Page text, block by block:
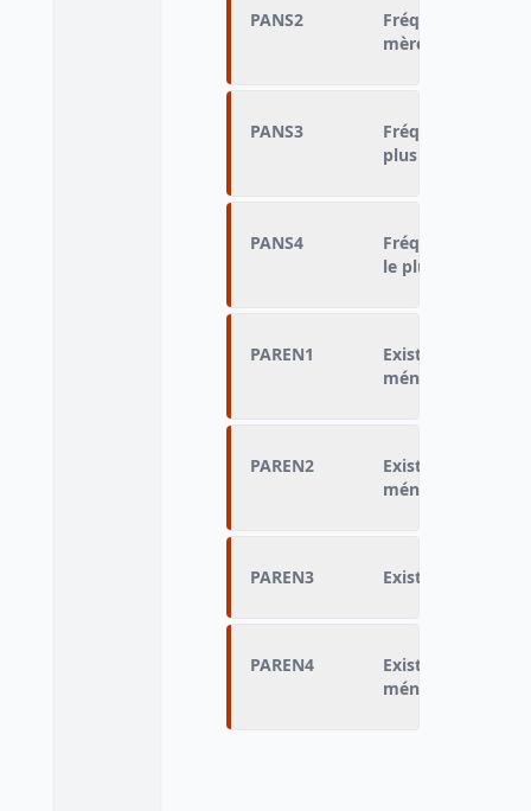
PANS2
Fréquence de
mère vu le plus
PANS3
Fréquence de
plus souvent
PANS4
Fréquence de
le plus souvent
PAREN1
Existence de
ménage
PAREN2
Existence de
ménage
PAREN3 Existence
PAREN4
Existence
ménage